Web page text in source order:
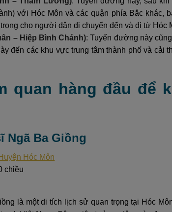
với Hóc Môn và các quận phía Bắc khác,
cho người dân di chuyển đến và đi từ Hóc
– Hiệp Bình Chánh): Tuyến đường này
đến các khu vực trung tâm thành phố và cải
quan hàng đầu để
Ngã Ba Giồng
Hóc Môn
chiều
là một di tích lịch sử quan trọng tại Hóc